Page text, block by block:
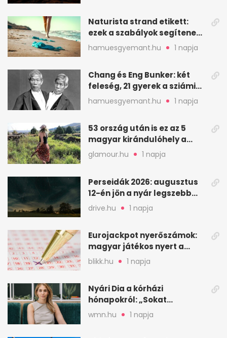
Naturista strand etikett:
ezek a szabályok segítenek
komfortosan lenni
hamuesgyemant.hu 1 napja
Chang és Eng Bunker: két
feleség, 21 gyerek a sziámi
ikrek életében
hamuesgyemant.hu 1 napja
53 ország után is ez az 5
magyar kirándulóhely a
kedvencem
glamour.hu 1 napja
Perseidák 2026: augusztus
12-én jön a nyár legszebb
csillaghullása
drive.hu 1 napja
Eurojackpot nyerőszámok:
magyar játékos nyert a
2026. augusztus 4-i húzáson
blikk.hu 1 napja
Nyári Dia a kórházi
hónapokról: „Sokat
veszekedtem Istennel”
wmn.hu 1 napja